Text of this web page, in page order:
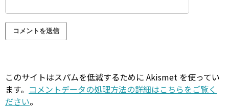
このサイトはスパムを低減するために Akismet を使ってい
ます。 コメントデータの処理方法の詳細はこちらをご覧く
ださい。